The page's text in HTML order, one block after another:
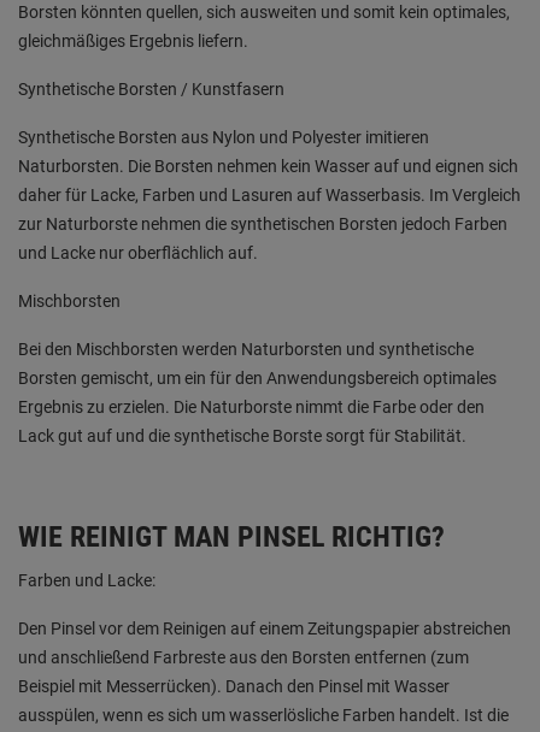
Borsten könnten quellen, sich ausweiten und somit kein optimales,
gleichmäßiges Ergebnis liefern.
Synthetische Borsten / Kunstfasern
Synthetische Borsten aus Nylon und Polyester imitieren
Naturborsten. Die Borsten nehmen kein Wasser auf und eignen sich
daher für Lacke, Farben und Lasuren auf Wasserbasis. Im Vergleich
zur Naturborste nehmen die synthetischen Borsten jedoch Farben
und Lacke nur oberflächlich auf.
Mischborsten
Bei den Mischborsten werden Naturborsten und synthetische
Borsten gemischt, um ein für den Anwendungsbereich optimales
Ergebnis zu erzielen. Die Naturborste nimmt die Farbe oder den
Lack gut auf und die synthetische Borste sorgt für Stabilität.
WIE REINIGT MAN PINSEL RICHTIG?
Farben und Lacke:
Den Pinsel vor dem Reinigen auf einem Zeitungspapier abstreichen
und anschließend Farbreste aus den Borsten entfernen (zum
Beispiel mit Messerrücken). Danach den Pinsel mit Wasser
ausspülen, wenn es sich um wasserlösliche Farben handelt. Ist die